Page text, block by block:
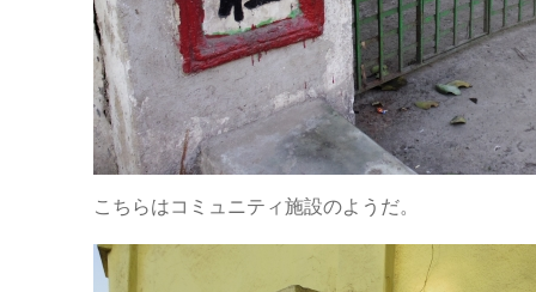
こちらはコミュニティ施設のようだ。